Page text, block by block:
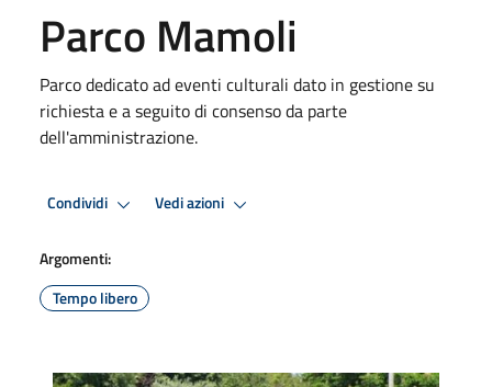
Parco Mamoli
Parco dedicato ad eventi culturali dato in gestione su
richiesta e a seguito di consenso da parte
dell'amministrazione.
Condividi Vedi azioni
Argomenti:
Tempo libero